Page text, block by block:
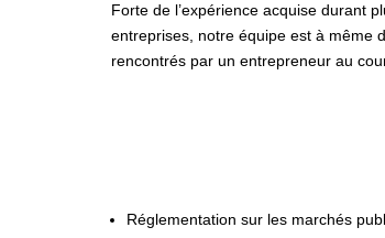
Forte de l’expérience acquise durant
entreprises, notre équipe est à même
rencontrés par un entrepreneur au
Réglementation sur les marchés